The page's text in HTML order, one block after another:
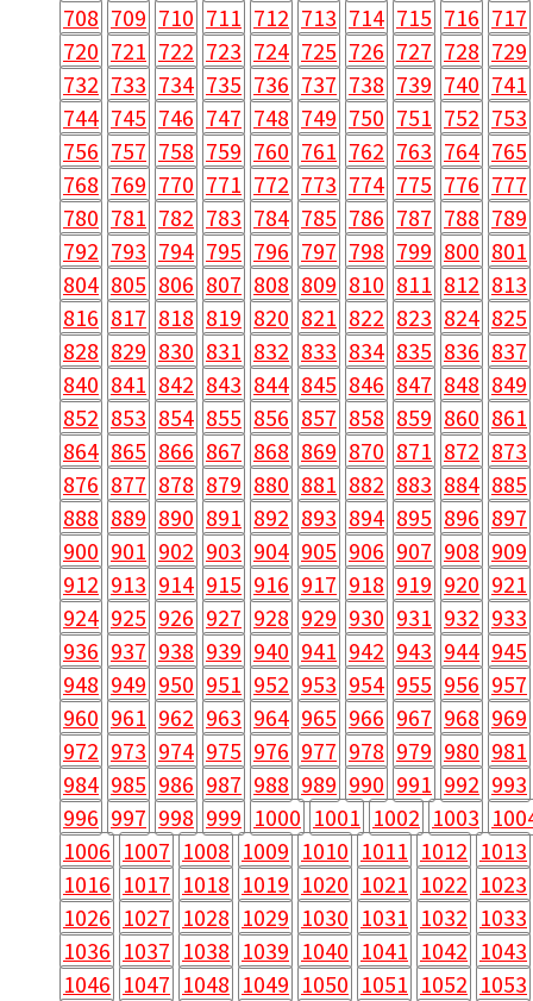
708 709 710 711 712 713 714 715 716 717
720 721 722 723 724 725 726 727 728 729
732 733 734 735 736 737 738 739 740 741
744 745 746 747 748 749 750 751 752 753
756 757 758 759 760 761 762 763 764 765
768 769 770 771 772 773 774 775 776 777
780 781 782 783 784 785 786 787 788 789
792 793 794 795 796 797 798 799 800 801
804 805 806 807 808 809 810 811 812 813
816 817 818 819 820 821 822 823 824 825
828 829 830 831 832 833 834 835 836 837
840 841 842 843 844 845 846 847 848 849
852 853 854 855 856 857 858 859 860 861
864 865 866 867 868 869 870 871 872 873
876 877 878 879 880 881 882 883 884 885
888 889 890 891 892 893 894 895 896 897
900 901 902 903 904 905 906 907 908 909
912 913 914 915 916 917 918 919 920 921
924 925 926 927 928 929 930 931 932 933
936 937 938 939 940 941 942 943 944 945
948 949 950 951 952 953 954 955 956 957
960 961 962 963 964 965 966 967 968 969
972 973 974 975 976 977 978 979 980 981
984 985 986 987 988 989 990 991 992 993
996 997 998 999 1000 1001 1002 1003
1006 1007 1008 1009 1010 1011 1012 1013
1016 1017 1018 1019 1020 1021 1022 1023
1026 1027 1028 1029 1030 1031 1032 1033
1036 1037 1038 1039 1040 1041 1042 1043
1046 1047 1048 1049 1050 1051 1052 1053